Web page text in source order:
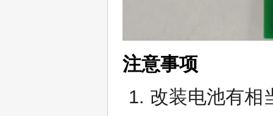
注意事项
改装电池有相